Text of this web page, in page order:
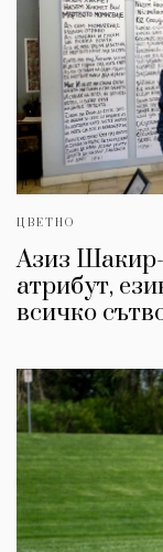
ЦВЕТНО
Азиз
атрибут,
всичко